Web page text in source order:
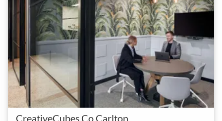
CreativeCubes.Co Carlton